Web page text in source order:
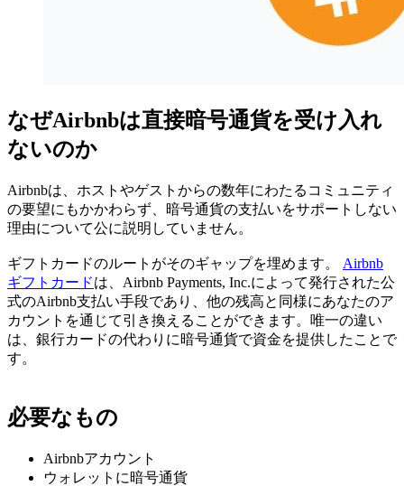
なぜAirbnbは直接暗号通貨を受け入れ
ないのか
Airbnbは、ホストやゲストからの数年にわたるコミュニティ
の要望にもかかわらず、暗号通貨の支払いをサポートしない
理由について公に説明していません。
ギフトカードのルートがそのギャップを埋めます。 Airbnb
ギフトカードは、Airbnb Payments, Inc.によって発行された公
式のAirbnb支払い手段であり、他の残高と同様にあなたのア
カウントを通じて引き換えることができます。唯一の違い
は、銀行カードの代わりに暗号通貨で資金を提供したことで
す。
必要なもの
Airbnbアカウント
ウォレットに暗号通貨